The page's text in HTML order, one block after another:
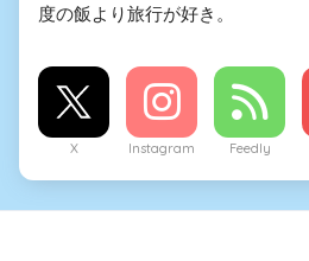
度の飯より旅行が好き。
X Instagram Feedly